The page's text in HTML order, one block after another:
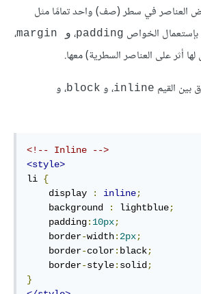
العناصر في سطر (صف) واحد تمامًا مثل
بإستعمال الخواص padding، و margin
،
أثر على العناصر السطرية) معها.
بين القيم inline، و block، و
<!-- Inline -->
<style>
li {
    display
: inline;
    background
: lightblue;
    padding
: 10px;
    border
-width: 2px;
    border
-color: black;
    border
-style: solid ;
}